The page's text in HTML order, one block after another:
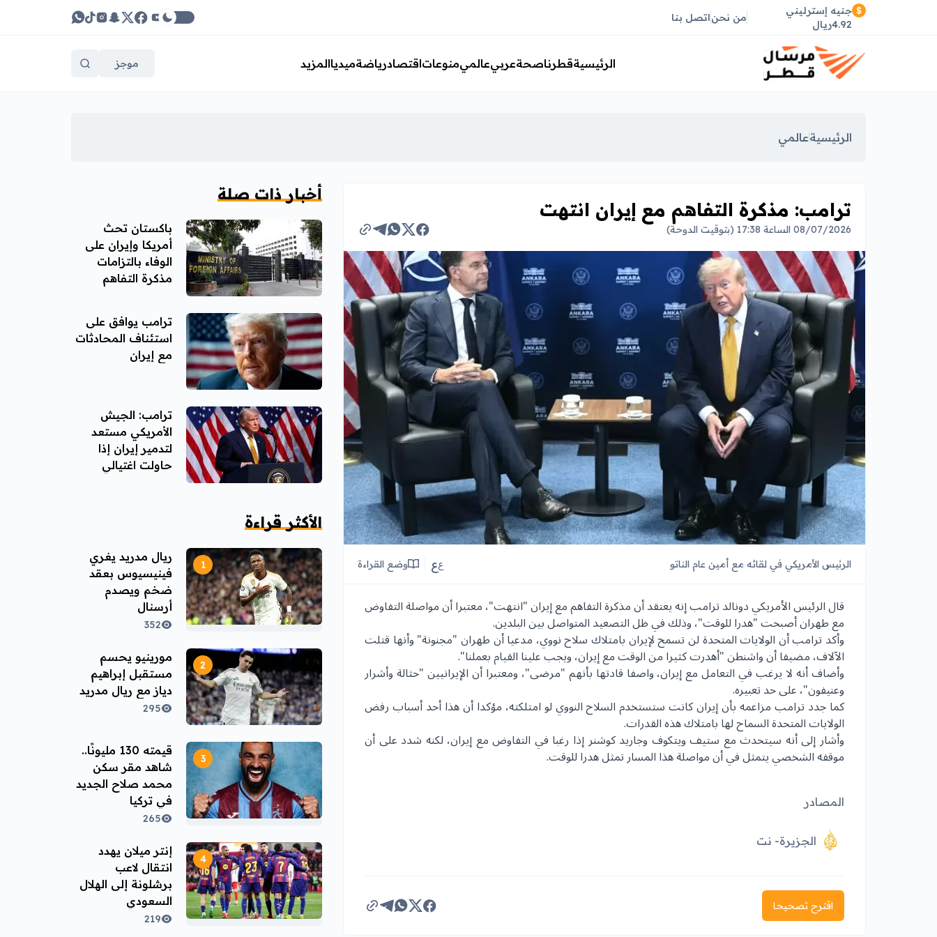
جنيه إسترليني
4.92ريال
من نحناتصل بنا
الرئيسيةقطرناصحةعربيعالميمنوعاتاقتصادرياضةميدياالمزيد موجز
الرئيسيةعالمي
ترامب: مذكرة التفاهم مع إيران انتهت
08/07/2026 الساعة 17:38 (بتوقيت الدوحة)
الرئيس الأمريكي في لقائه مع أمين عام الناتو عع وضع القراءة
قال الرئيس الأمريكي دونالد ترامب إنه يعتقد أن مذكرة التفاهم مع إيران "انتهت"، معتبرا أن مواصلة التفاوض
مع طهران أصبحت "هدرا للوقت"، وذلك في ظل التصعيد المتواصل بين البلدين.
وأكد ترامب أن الولايات المتحدة لن تسمح لإيران بامتلاك سلاح نووي، مدعيا أن طهران "مجنونة" وأنها قتلت
الآلاف، مضيفا أن واشنطن "أهدرت كثيرا من الوقت مع إيران، ويجب علينا القيام بعملنا".
وأضاف أنه لا يرغب في التعامل مع إيران، واصفا قادتها بأنهم "مرضى"، ومعتبرا أن الإيرانيين "حثالة وأشرار
وعنيفون"، على حد تعبيره.
كما جدد ترامب مزاعمه بأن إيران كانت ستستخدم السلاح النووي لو امتلكته، مؤكدا أن هذا أحد أسباب رفض
الولايات المتحدة السماح لها بامتلاك هذه القدرات.
وأشار إلى أنه سيتحدث مع ستيف ويتكوف وجاريد كوشنر إذا رغبا في التفاوض مع إيران، لكنه شدد على أن
موقفه الشخصي يتمثل في أن مواصلة هذا المسار تمثل هدرا للوقت.
المصادر
الجزيرة- نت
اقترح تصحيحا
أخبار ذات صلة
باكستان تحث
أمريكا وإيران على
الوفاء بالتزامات
مذكرة التفاهم
ترامب يوافق على
استئناف المحادثات
مع إيران
ترامب: الجيش
الأمريكي مستعد
لتدمير إيران إذا
حاولت اغتيالي
الأكثر قراءة
ريال مدريد يغري
فينيسيوس بعقد
ضخم ويصدم
أرسنال
352
مورينيو يحسم
مستقبل إبراهيم
دياز مع ريال مدريد
295
قيمته 130 مليونًا..
شاهد مقر سكن
محمد صلاح الجديد
في تركيا
265
إنتر ميلان يهدد
انتقال لاعب
برشلونة إلى الهلال
السعودي
219